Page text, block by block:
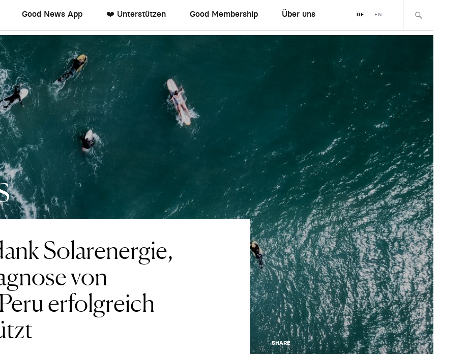
Good News App ❤️ Unterstützen Good Membership Über uns DE EN
Solarenergie,
von
erfolgreich
SHARE